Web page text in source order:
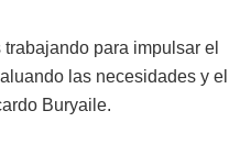
para impulsar el
las necesidades y el
Buryaile.